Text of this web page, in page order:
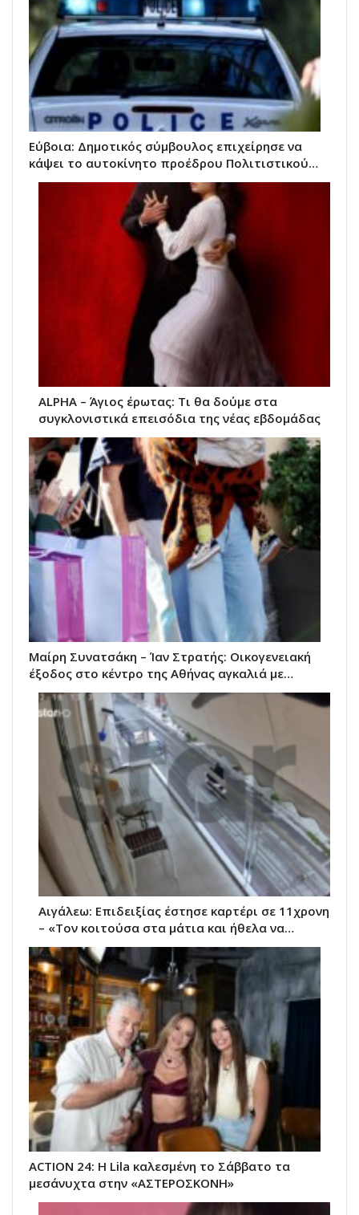
Εύβοια: Δημοτικός σύμβουλος επιχείρησε να
κάψει το αυτοκίνητο προέδρου Πολιτιστικού…
ALPHA – Άγιος έρωτας: Τι θα δούμε στα
συγκλονιστικά επεισόδια της νέας εβδομάδας
Μαίρη Συνατσάκη – Ίαν Στρατής: Οικογενειακή
έξοδος στο κέντρο της Αθήνας αγκαλιά με…
Αιγάλεω: Επιδειξίας έστησε καρτέρι σε 11χρονη
– «Τον κοιτούσα στα μάτια και ήθελα να…
ACTION 24: Η Lila καλεσμένη το Σάββατο τα
μεσάνυχτα στην «ΑΣΤΕΡΟΣΚΟΝΗ»